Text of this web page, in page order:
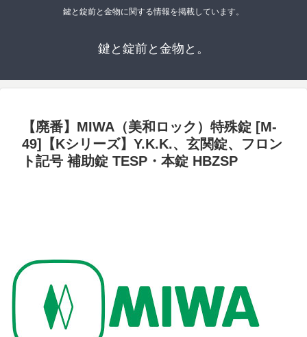
鍵と錠前と金物に関する情報を掲載しています。
鍵と錠前と金物と。
【廃番】MIWA（美和ロック）特殊錠 [M-
49]【Kシリーズ】Y.K.K.、玄関錠、フロン
ト記号 補助錠 TESP・本錠 HBZSP